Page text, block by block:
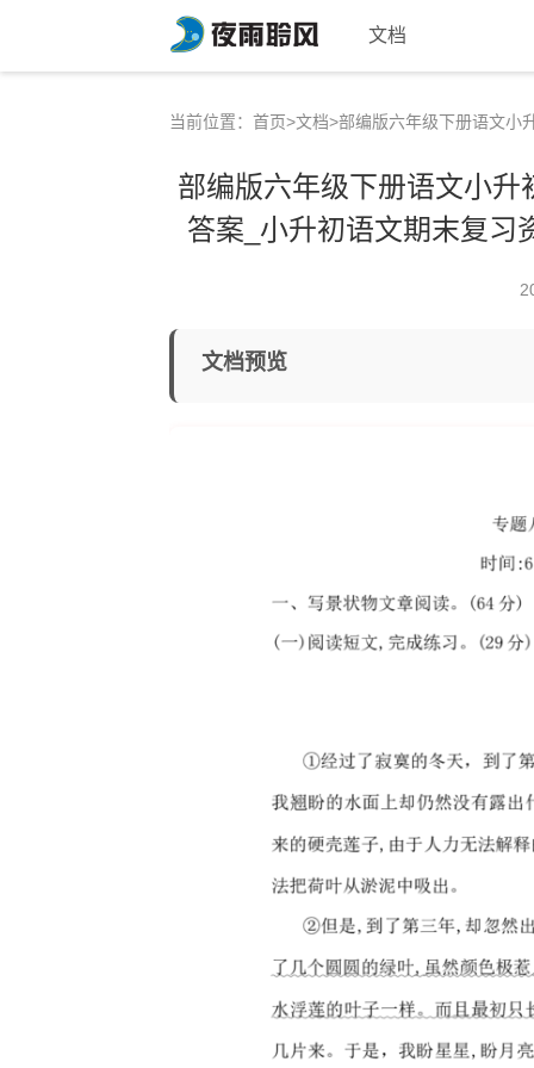
文档
当前位置： 首页>文档>部编版六年级下册语文小
部编版六年级下册语文小升
答案_小升初语文期末复习
文档预览